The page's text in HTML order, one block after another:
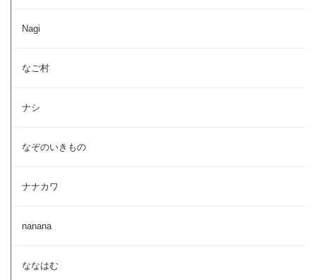
Nagi
なご村
ナシ
なぞのいきもの
ナナカワ
nanana
ななはむ